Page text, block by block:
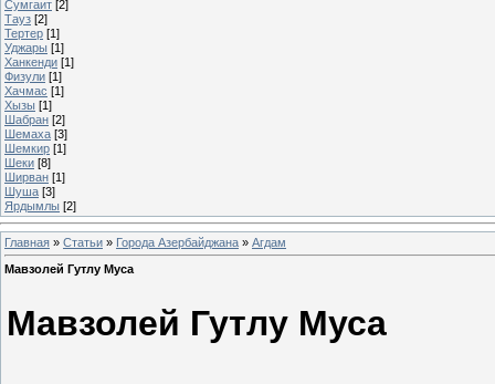
Сумгаит [2]
Тауз [2]
Тертер [1]
Уджары [1]
Ханкенди [1]
Физули [1]
Хачмас [1]
Хызы [1]
Шабран [2]
Шемаха [3]
Шeмкир [1]
Шеки [8]
Ширван [1]
Шуша [3]
Ярдымлы [2]
Главная » Статьи » Города Азербайджана » Агдам
Мавзолей Гутлу Муса
Мавзолей Гутлу Муса